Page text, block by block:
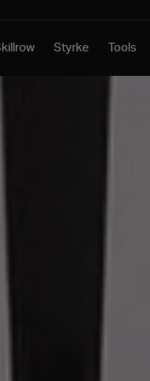
Styrke Tools